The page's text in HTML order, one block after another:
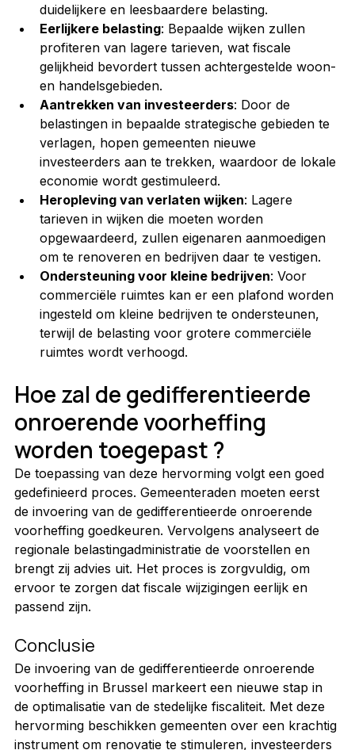
duidelijkere en leesbaardere belasting.
Eerlijkere belasting: Bepaalde wijken zullen
profiteren van lagere tarieven, wat fiscale
gelijkheid bevordert tussen achtergestelde woon-
en handelsgebieden.
Aantrekken van investeerders: Door de
belastingen in bepaalde strategische gebieden te
verlagen, hopen gemeenten nieuwe
investeerders aan te trekken, waardoor de lokale
economie wordt gestimuleerd.
Heropleving van verlaten wijken: Lagere
tarieven in wijken die moeten worden
opgewaardeerd, zullen eigenaren aanmoedigen
om te renoveren en bedrijven daar te vestigen.
Ondersteuning voor kleine bedrijven: Voor
commerciële ruimtes kan er een plafond worden
ingesteld om kleine bedrijven te ondersteunen,
terwijl de belasting voor grotere commerciële
ruimtes wordt verhoogd.
Hoe zal de gedifferentieerde
onroerende voorheffing
worden toegepast ?
De toepassing van deze hervorming volgt een goed
gedefinieerd proces. Gemeenteraden moeten eerst
de invoering van de gedifferentieerde onroerende
voorheffing goedkeuren. Vervolgens analyseert de
regionale belastingadministratie de voorstellen en
brengt zij advies uit. Het proces is zorgvuldig, om
ervoor te zorgen dat fiscale wijzigingen eerlijk en
passend zijn.
Conclusie
De invoering van de gedifferentieerde onroerende
voorheffing in Brussel markeert een nieuwe stap in
de optimalisatie van de stedelijke fiscaliteit. Met deze
hervorming beschikken gemeenten over een krachtig
instrument om renovatie te stimuleren, investeerders